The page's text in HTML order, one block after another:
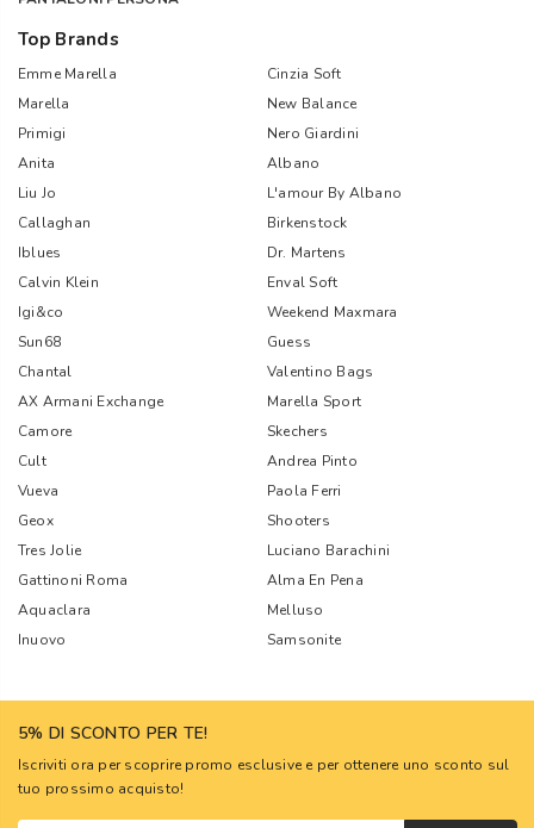
Top Brands
Emme Marella
Cinzia Soft
Marella
New Balance
Primigi
Nero Giardini
Anita
Albano
Liu Jo
L'amour By Albano
Callaghan
Birkenstock
Iblues
Dr. Martens
Calvin Klein
Enval Soft
Igi&co
Weekend Maxmara
Sun68
Guess
Chantal
Valentino Bags
AX Armani Exchange
Marella Sport
Camore
Skechers
Cult
Andrea Pinto
Vueva
Paola Ferri
Geox
Shooters
Tres Jolie
Luciano Barachini
Gattinoni Roma
Alma En Pena
Aquaclara
Melluso
Inuovo
Samsonite
5% DI SCONTO PER TE!
Iscriviti ora per scoprire promo esclusive e per ottenere uno sconto sul
tuo prossimo acquisto!